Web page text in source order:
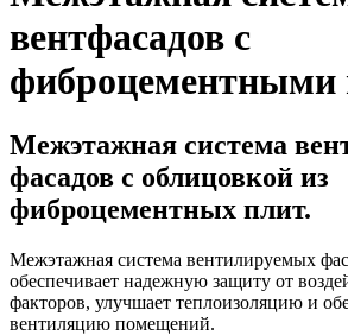
вентфасадов с
фиброцементными
Межэтажная система
фасадов с облицовкой из
фиброцементных плит.
Межэтажная система вентилируемых
обеспечивает надежную защиту от
факторов, улучшает теплоизоляцию и
вентиляцию помещений.